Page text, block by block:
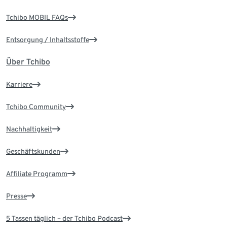
Tchibo MOBIL FAQs
Entsorgung / Inhaltsstoffe
Über Tchibo
Karriere
Tchibo Community
Nachhaltigkeit
Geschäftskunden
Affiliate Programm
Presse
5 Tassen täglich – der Tchibo Podcast